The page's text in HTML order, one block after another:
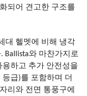
되어 견고한 구조를
대 헬멧에 비해 냉각
Ballista와 마찬가지로
용하고 추가 안전성을
등급)를 포함하며 더
리와 전면 통풍구에